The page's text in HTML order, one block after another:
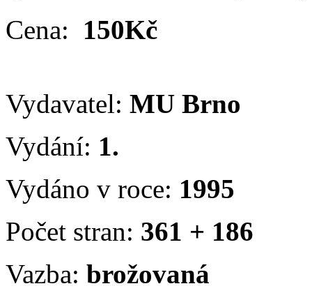
Cena: 150Kč
Vydavatel: MU Brno
Vydání: 1.
Vydáno v roce: 1995
Počet stran: 361 + 186
Vazba: brožovaná